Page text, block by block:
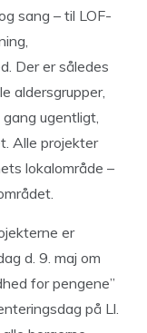
sang – til LOF-
Der er således
aldersgrupper,
ugentligt,
Alle projekter
lokalområde –
er
d. 9. maj om
for pengene”
på Ll.